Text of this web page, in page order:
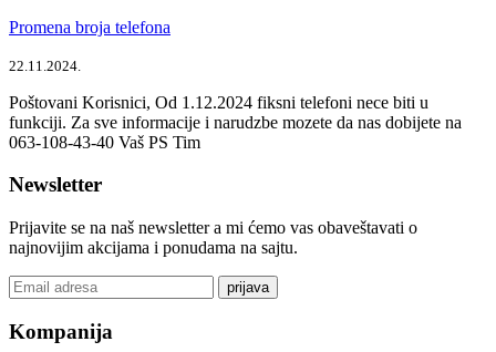
Promena broja telefona
22.11.2024.
Poštovani Korisnici, Od 1.12.2024 fiksni telefoni nece biti u
funkciji. Za sve informacije i narudzbe mozete da nas dobijete na
063-108-43-40 Vaš PS Tim
Newsletter
Prijavite se na naš newsletter a mi ćemo vas obaveštavati o
najnovijim akcijama i ponudama na sajtu.
prijava
Kompanija